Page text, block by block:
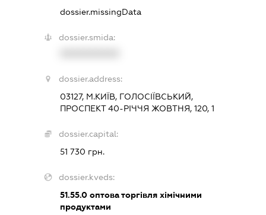
dossier.missingData
dossier.smida:
dossier.address:
03127, М.КИЇВ, ГОЛОСІЇВСЬКИЙ,
ПРОСПЕКТ 40-РІЧЧЯ ЖОВТНЯ, 120, 1
dossier.capital:
51 730 грн.
dossier.kveds:
51.55.0 оптова торгівля хімічними
продуктами